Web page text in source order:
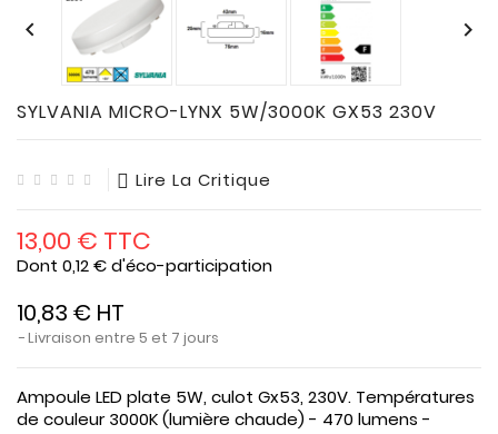
FLUORESCENTS
HALOGENE
/
IODURE
 
SYLVANIA MICRO-LYNX 5W/3000K GX53 230V
Lire La Critique
13,00 € TTC
Dont 0,12 € d'éco-participation
10,83 € HT
Livraison entre 5 et 7 jours
Ampoule LED plate 5W, culot Gx53, 230V. Températures
de couleur 3000K (lumière chaude) - 470 lumens -